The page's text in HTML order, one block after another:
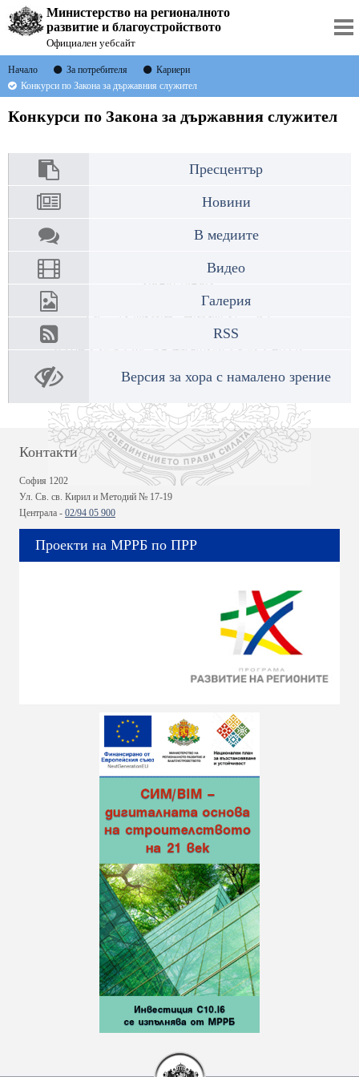
Министерство на регионалното
развитие и благоустройството
Официален уебсайт
Начало За потребителя
Кариери
Конкурси по Закона за държавния служител
Конкурси по Закона за държавния служител
Пресцентър
Новини
В медиите
Видео
Галерия
RSS
Версия за хора с намалено зрение
Контакти
София 1202
Ул. Св. св. Кирил и Методий № 17-19
Централа - 02/94 05 900
Проекти на МРРБ по ПРР